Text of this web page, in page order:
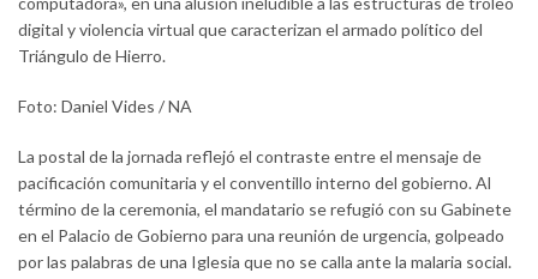
digital y violencia virtual que caracterizan el armado político del
Triángulo de Hierro.
Foto: Daniel Vides / NA
La postal de la jornada reflejó el contraste entre el mensaje de
pacificación comunitaria y el conventillo interno del gobierno. Al
término de la ceremonia, el mandatario se refugió con su Gabinete
en el Palacio de Gobierno para una reunión de urgencia, golpeado
por las palabras de una Iglesia que no se calla ante la malaria social.